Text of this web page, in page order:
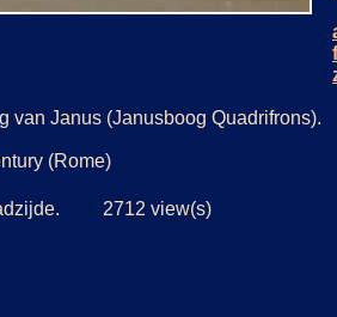
van Janus (Janusboog Quadrifrons).
(Rome)
2712 view(s)